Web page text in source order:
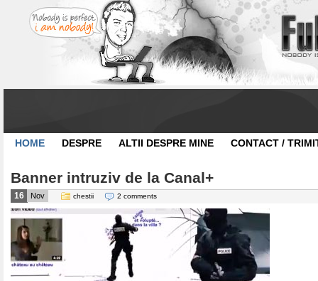
HOME DESPRE ALTII DESPRE MINE CONTACT /
Banner intruziv de la Canal+
16 Nov chestii 2 comments